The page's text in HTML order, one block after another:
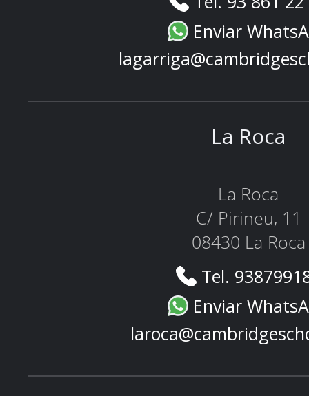
Enviar
La Roca
La Roca
C/ Pirineu, 11
08430 La Roca
Tel.
Enviar